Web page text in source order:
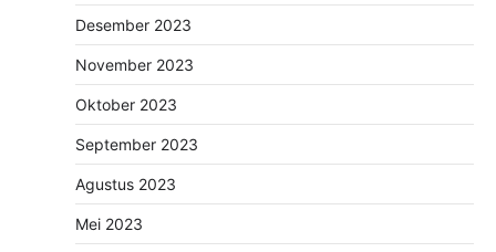
Desember 2023
November 2023
Oktober 2023
September 2023
Agustus 2023
Mei 2023